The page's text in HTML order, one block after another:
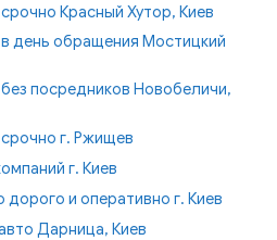
Красный Хутор, Киев
день обращения Мостицкий
посредников Новобеличи,
г. Ржищев
г. Киев
дорого и оперативно г. Киев
Дарница, Киев